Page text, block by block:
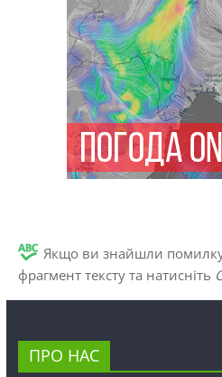
Якщо ви знайшли
фрагмент тексту та натисніть
ПРО НАС